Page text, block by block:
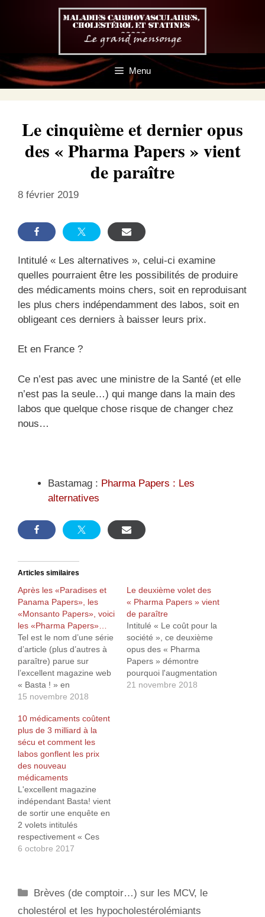
Menu
Le cinquième et dernier opus
des « Pharma Papers » vient
de paraître
8 février 2019
Intitulé « Les alternatives », celui-ci examine
quelles pourraient être les possibilités de produire
des médicaments moins chers, soit en reproduisant
les plus chers indépendamment des labos, soit en
obligeant ces derniers à baisser leurs prix.
Et en France ?
Ce n’est pas avec une ministre de la Santé (et elle
n’est pas la seule…) qui mange dans la main des
labos que quelque chose risque de changer chez
nous…
Bastamag : Pharma Papers : Les
alternatives
Articles similaires
Après les «Paradises et
Panama Papers», les
«Monsanto Papers», voici
les «Pharma Papers»…
Tel est le nom d’une série
d’article (plus d’autres à
paraître) parue sur
l’excellent magazine web
« Basta ! » en
collaboration avec le non-
web « l’Observatoire des
multinationales ». Ceux-ci
décortiquent toutes les
magouilles plus ou moins
légales des laboratoires
pharmaceutiques afin de
vendre de plus en plus de
médicaments. On…
15 novembre 2018
Le deuxième volet des
« Pharma Papers » vient
de paraître
Intitulé « Le coût pour la
société », ce deuxième
opus des « Pharma
Papers » démontre
pourquoi l'augmentation
du prix des médicaments
21 novembre 2018
10 médicaments coûtent
plus de 3 milliard à la
sécu et comment les
labos gonflent les prix
des nouveau
médicaments
L'excellent magazine
indépendant Basta! vient
de sortir une enquête en
2 volets intitulés
respectivement « Ces
médicaments qui coûtent
de santé » et « Comment
les labos amassent des
6 octobre 2017
Catégories
Brèves (de comptoir…) sur les MCV, le
cholestérol et les hypocholestérolémiants